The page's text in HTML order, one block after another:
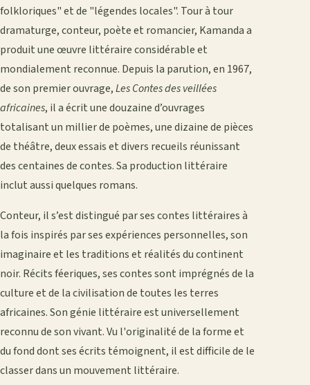
folkloriques" et de "légendes locales". Tour à tour
dramaturge, conteur, poète et romancier, Kamanda a
produit une œuvre littéraire considérable et
mondialement reconnue. Depuis la parution, en 1967,
de son premier ouvrage,Les Contes des veillées
africaines, il a écrit une douzaine d’ouvrages
totalisant un millier de poèmes, une dizaine de pièces
de théâtre, deux essais et divers recueils réunissant
des centaines de contes. Sa production littéraire
inclut aussi quelques romans.
Conteur, il s’est distingué par ses contes littéraires à
la fois inspirés par ses expériences personnelles, son
imaginaire et les traditions et réalités du continent
noir. Récits féeriques, ses contes sont imprégnés de la
culture et de la civilisation de toutes les terres
africaines. Son génie littéraire est universellement
reconnu de son vivant. Vu l'originalité de la forme et
du fond dont ses écrits témoignent, il est difficile de le
classer dans un mouvement littéraire.